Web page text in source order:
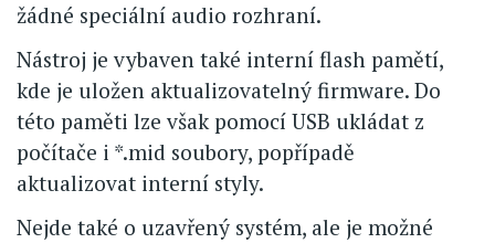
žádné speciální audio rozhraní.
Nástroj je vybaven také interní flash pamětí,
kde je uložen aktualizovatelný firmware. Do
této paměti lze však pomocí USB ukládat z
počítače i *.mid soubory, popřípadě
aktualizovat interní styly.
Nejde také o uzavřený systém, ale je možné